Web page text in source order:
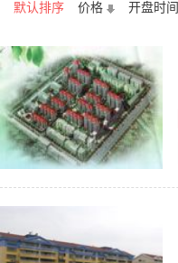
默认排序 价格 开盘时间